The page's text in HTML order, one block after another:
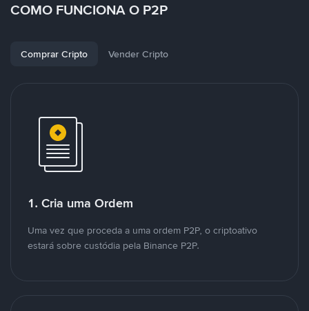
COMO FUNCIONA O P2P
Comprar Cripto Vender Cripto
1. Cria uma Ordem
Uma vez que proceda a uma ordem P2P, o criptoativo
estará sobre custódia pela Binance P2P.